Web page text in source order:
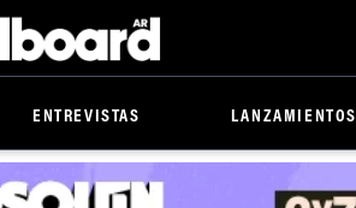
ENTREVISTAS LANZAMIENTOS